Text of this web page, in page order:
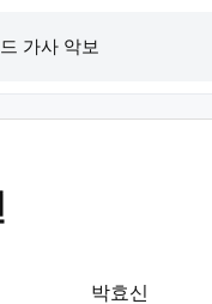
박효신